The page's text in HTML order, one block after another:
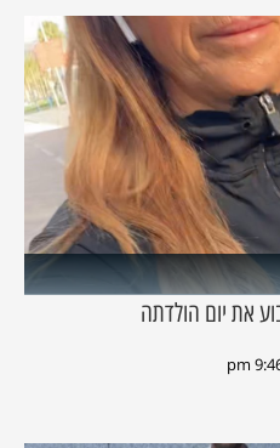
את יום הולדתה
9:46